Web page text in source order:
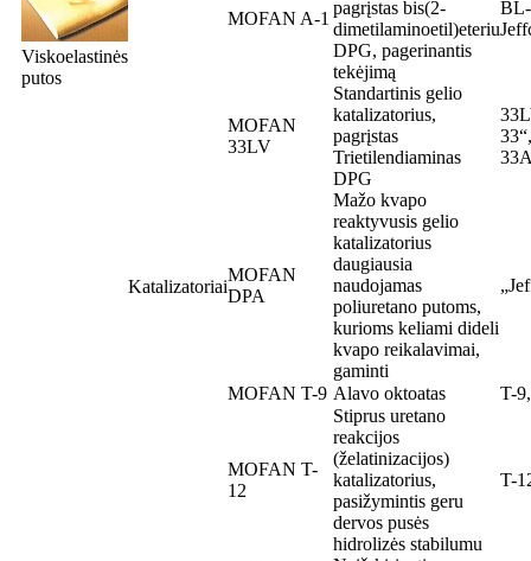
Viskoelastinės
putos
Katalizatoriai
MOFAN A-1
pagrįstas bis(2-
dimetilaminoetil)eteriu
DPG, pagerinantis
tekėjimą
MOFAN
33LV
Standartinis gelio
katalizatorius,
pagrįstas
Trietilendiaminas
DPG
MOFAN
DPA
Mažo kvapo
reaktyvusis gelio
katalizatorius
daugiausia
naudojamas
poliuretano putoms,
kurioms keliami dideli
kvapo reikalavimai,
gaminti
MOFAN T-9 Alavo oktoatas T-
MOFAN T-
12
Stiprus uretano
reakcijos
(želatinizacijos)
katalizatorius,
pasižymintis geru
dervos pusės
hidrolizės stabilumu
T-